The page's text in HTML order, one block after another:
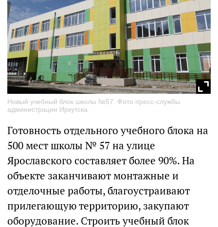
Новый учебный блок школы №57. Фото пресс-службы
администрации Иркутска
Готовность отдельного учебного блока на
500 мест школы № 57 на улице
Ярославского составляет более 90%. На
объекте заканчивают монтажные и
отделочные работы, благоустраивают
прилегающую территорию, закупают
оборудование. Строить учебный блок